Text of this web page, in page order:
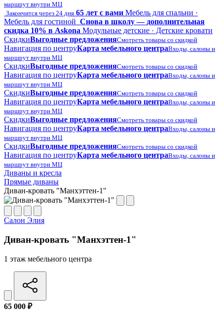
маршрут внутри МЦ
Закончится через 24 дня 65 лет с вами Мебель для спальни ·
Мебель для гостиной Снова в школу — дополнительная
скидка 10% в Askona Модульные детские · Детские кровати
СкидкиВыгодные предложенияСмотреть товары со скидкой
Навигация по центруКарта мебельного центраВходы, салоны и
маршрут внутри МЦ
СкидкиВыгодные предложенияСмотреть товары со скидкой
Навигация по центруКарта мебельного центраВходы, салоны и
маршрут внутри МЦ
СкидкиВыгодные предложенияСмотреть товары со скидкой
Навигация по центруКарта мебельного центраВходы, салоны и
маршрут внутри МЦ
СкидкиВыгодные предложенияСмотреть товары со скидкой
Навигация по центруКарта мебельного центраВходы, салоны и
маршрут внутри МЦ
СкидкиВыгодные предложенияСмотреть товары со скидкой
Навигация по центруКарта мебельного центраВходы, салоны и
маршрут внутри МЦ
Диваны и кресла
Прямые диваны
Диван-кровать "Манхэттен-1"
Салон Элия
Диван-кровать "Манхэттен-1"
1 этаж мебельного центра
65 000 ₽